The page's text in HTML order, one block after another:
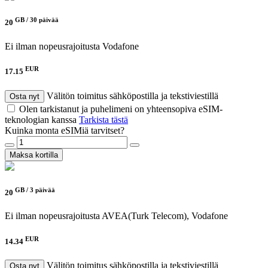
20 GB / 30 päivää
Ei ilman nopeusrajoitusta Vodafone
17.15 EUR
Osta nyt
Välitön toimitus sähköpostilla ja tekstiviestillä
Olen tarkistanut ja puhelimeni on yhteensopiva eSIM-
teknologian kanssa Tarkista tästä
Kuinka monta eSIMiä tarvitset?
Maksa kortilla
20 GB / 3 päivää
Ei ilman nopeusrajoitustaAVEA(Turk Telecom), Vodafone
14.34 EUR
Osta nyt Välitön toimitus sähköpostilla ja tekstiviestillä